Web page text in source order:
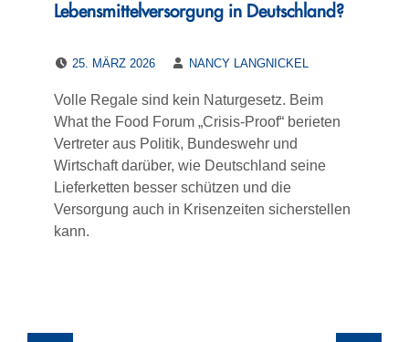
Lebensmittelversorgung in Deutschland?
POSTED ON:
25. MÄRZ 2026
NANCY LANGNICKEL
Volle Regale sind kein Naturgesetz. Beim
What the Food Forum „Crisis-Proof“ berieten
Vertreter aus Politik, Bundeswehr und
Wirtschaft darüber, wie Deutschland seine
Lieferketten besser schützen und die
Versorgung auch in Krisenzeiten sicherstellen
kann.